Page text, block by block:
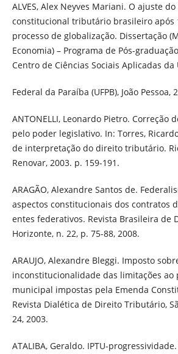
ALVES, Alex Neyves Mariani. O ajuste
constitucional tributário brasileiro após
processo de globalização. Dissertação
Economia) – Programa de Pós-
Centro de Ciências Sociais Aplicadas
Federal da Paraíba (UFPB), João Pessoa,
ANTONELLI, Leonardo Pietro. Correção
pelo poder legislativo. In: Torres,
de interpretação do direito tributário.
Renovar, 2003. p. 159-191.
ARAGÃO, Alexandre Santos de.
aspectos constitucionais dos contratos
entes federativos. Revista Brasileira de
Horizonte, n. 22, p. 75-88, 2008.
ARAUJO, Alexandre Bleggi. Imposto
inconstitucionalidade das limitações
municipal impostas pela Emenda
Revista Dialética de Direito Tributário,
24, 2003.
ATALIBA, Geraldo. IPTU-